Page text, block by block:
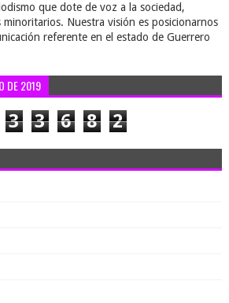
que dote de voz a la sociedad,
Nuestra visión es posicionarnos
referente en el estado de Guerrero
DE 2019
3 3 6 8 2